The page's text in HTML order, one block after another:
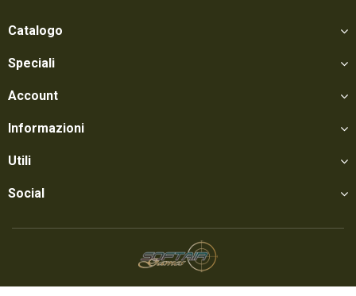
Catalogo
Speciali
Account
Informazioni
Utili
Social